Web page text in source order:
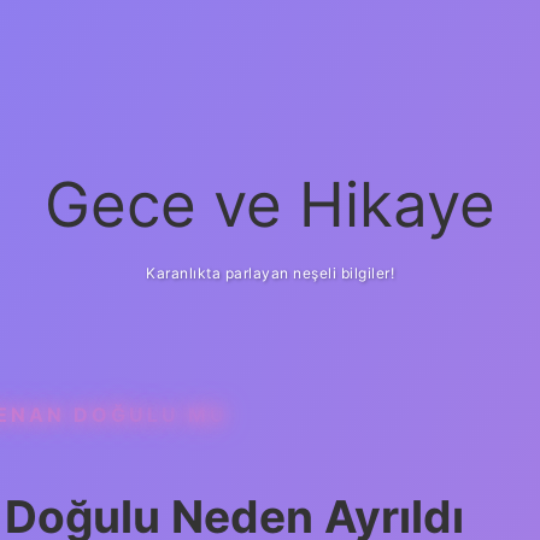
Gece ve Hikaye
Karanlıkta parlayan neşeli bilgiler!
DOĞULU MU
Neden Ayrıldı